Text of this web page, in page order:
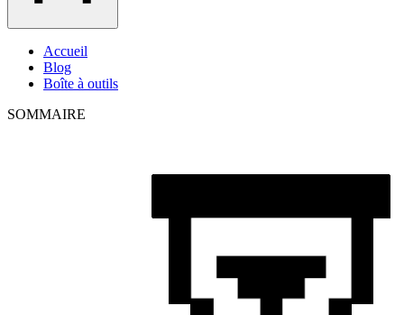
Accueil
Blog
Boîte à outils
SOMMAIRE